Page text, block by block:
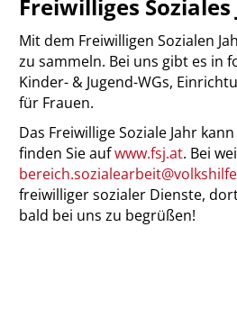
Freiwilliges
Mit dem Freiwilligen Sozialen
zu sammeln. Bei uns gibt es in
Kinder- & Jugend-WGs,
für Frauen.
Das Freiwillige Soziale Jahr
finden Sie aufwww.fsj.at. Bei
freiwilliger sozialer Dienste,
bald bei uns zu begrüßen!